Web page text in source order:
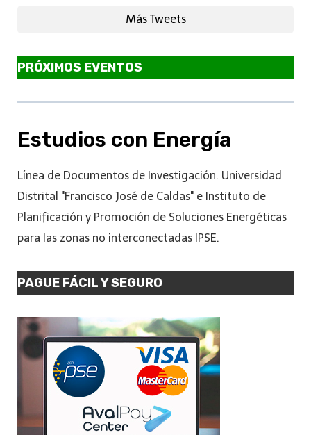
Más Tweets
PRÓXIMOS EVENTOS
Estudios con Energía
Línea de Documentos de Investigación. Universidad
Distrital "Francisco José de Caldas" e Instituto de
Planificación y Promoción de Soluciones Energéticas
para las zonas no interconectadas IPSE.
PAGUE FÁCIL Y SEGURO